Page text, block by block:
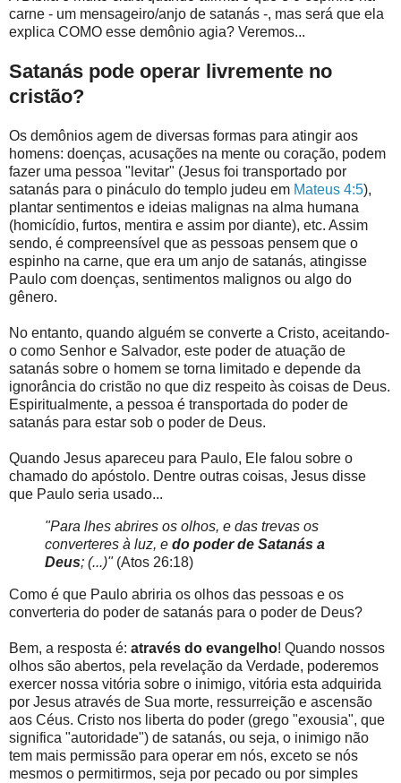
carne - um mensageiro/anjo de satanás -, mas será que ela
explica COMO esse demônio agia? Veremos...
Satanás pode operar livremente no
cristão?
Os demônios agem de diversas formas para atingir aos
homens: doenças, acusações na mente ou coração, podem
fazer uma pessoa "levitar" (Jesus foi transportado por
satanás para o pináculo do templo judeu em Mateus 4:5),
plantar sentimentos e ideias malignas na alma humana
(homicídio, furtos, mentira e assim por diante), etc. Assim
sendo, é compreensível que as pessoas pensem que o
espinho na carne, que era um anjo de satanás, atingisse
Paulo com doenças, sentimentos malignos ou algo do
gênero.
No entanto, quando alguém se converte a Cristo, aceitando-
o como Senhor e Salvador, este poder de atuação de
satanás sobre o homem se torna limitado e depende da
ignorância do cristão no que diz respeito às coisas de Deus.
Espiritualmente, a pessoa é transportada do poder de
satanás para estar sob o poder de Deus.
Quando Jesus apareceu para Paulo, Ele falou sobre o
chamado do apóstolo. Dentre outras coisas, Jesus disse
que Paulo seria usado...
"Para lhes abrires os olhos, e das trevas os
converteres à luz, e do poder de Satanás a
Deus; (...)"(Atos 26:18)
Como é que Paulo abriria os olhos das pessoas e os
converteria do poder de satanás para o poder de Deus?
Bem, a resposta é: através do evangelho! Quando nossos
olhos são abertos, pela revelação da Verdade, poderemos
exercer nossa vitória sobre o inimigo, vitória esta adquirida
por Jesus através de Sua morte, ressurreição e ascensão
aos Céus. Cristo nos liberta do poder (grego "exousia", que
significa "autoridade") de satanás, ou seja, o inimigo não
tem mais permissão para operar em nós, exceto se nós
mesmos o permitirmos, seja por pecado ou por simples